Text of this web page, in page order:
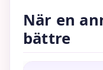
När en
bättre